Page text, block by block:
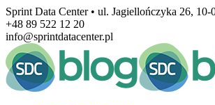
Sprint Data Center • ul. Jagiellończyka 26, 10-
+48 89 522 12 20
info@sprintdatacenter.pl